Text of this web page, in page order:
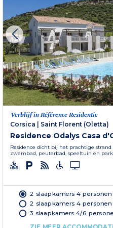
Verblijf in Référence Residentie
Corsica | Saint Florent (Oletta)
Residence Odalys Casa
Residence dicht bij het prachtige strand
zwembad, peuterbad, speeltuin en
2 slaapkamers 4 personen
2 slaapkamers 4
3 slaapkamers 4/6
ZIE MEER